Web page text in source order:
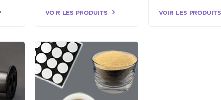
VOIR LES PRODUITS VOIR LES PRODUITS